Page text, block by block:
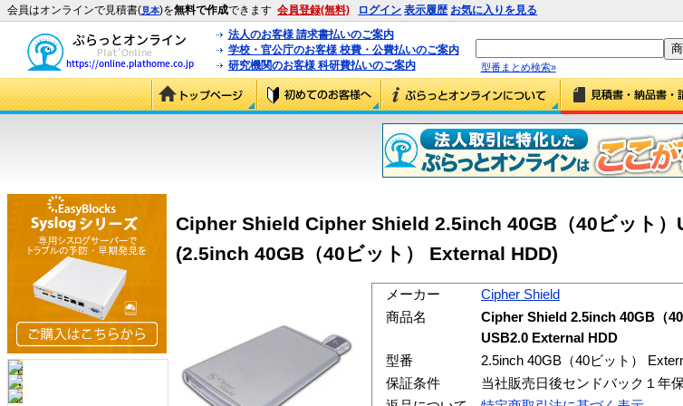
会員はオンラインで見積書(見本)を無料で作成できます 会員登録(無料) ログイン 表示履歴 お気に入りを見る
法人のお客様 請求書払いのご案内
学校・官公庁のお客様 校費・公費払いのご案内
研究機関のお客様 科研費払いのご案内
型番まとめ検索»
Cipher Shield Cipher Shield 2.5inch 40GB（40ビット）
(2.5inch 40GB（40ビット） External HDD)
メーカー
Cipher Shield
商品名
Cipher Shield 2.5inch 40GB（40
USB2.0 External HDD
型番
2.5inch 40GB（40ビット）
保証条件
当社販売日後センドバック１年